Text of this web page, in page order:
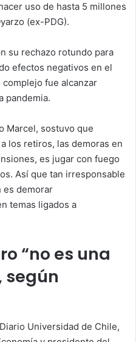
uso de hasta 5 millones
(ex-PDG).
su rechazo rotundo para
efectos negativos en el
fue alcanzar
pandemia.
Marcel, sostuvo que
los retiros, las demoras en
es jugar con fuego
Así que tan irresponsable
es demorar
temas ligados a
“no es una
según
Universidad de Chile,